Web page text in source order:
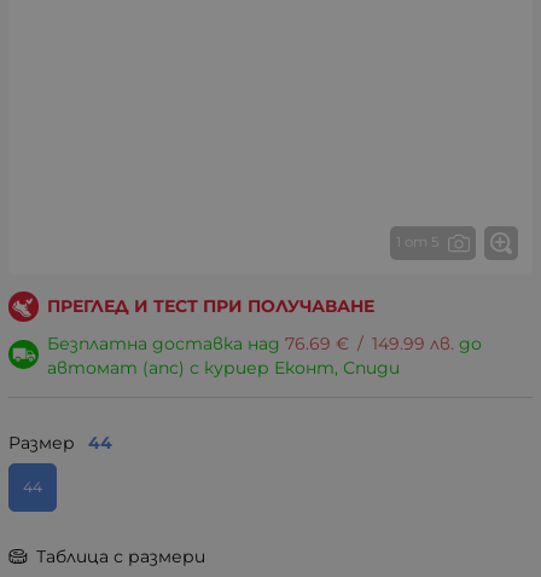
1 от 5
ПРЕГЛЕД И ТЕСТ ПРИ ПОЛУЧАВАНЕ
Безплатна доставка над 76.69 € / 149.99 лв. до
автомат (апс) с куриер Еконт, Спиди
Размер 44
44
Таблица с размери